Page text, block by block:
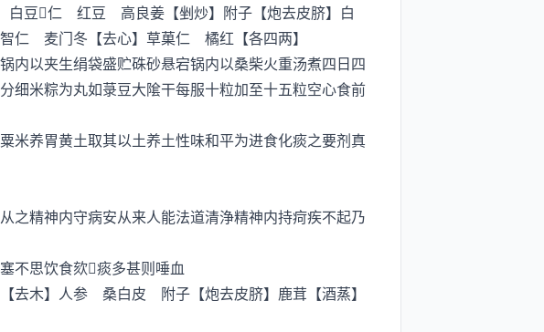
豆仁 红豆 高良姜【剉炒】附子【炮去皮脐】白
麦门冬【去心】草菓仁 橘红【各四两】
以夹生绢袋盛贮硃砂悬宕锅内以桑柴火重汤煮四日四
米粽为丸如菉豆大隂干每服十粒加至十五粒空心食前
养胃黄土取其以土养土性味和平为进食化痰之要剂真
精神内守病安从来人能法道清浄精神内持疴疾不起乃
思饮食欬痰多甚则唾血
去木】人参 桑白皮 附子【炮去皮脐】鹿茸【酒蒸】